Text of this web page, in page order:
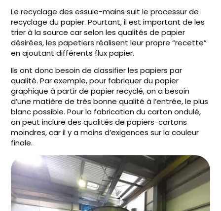
Le recyclage des essuie-mains suit le processur de
recyclage du papier. Pourtant, il est important de les
trier à la source car selon les qualités de papier
désirées, les papetiers réalisent leur propre “recette”
en ajoutant différents flux papier.
Ils ont donc besoin de classifier les papiers par
qualité. Par exemple, pour fabriquer du papier
graphique à partir de papier recyclé, on a besoin
d’une matière de très bonne qualité à l’entrée, le plus
blanc possible. Pour la fabrication du carton ondulé,
on peut inclure des qualités de papiers-cartons
moindres, car il y a moins d’exigences sur la couleur
finale.